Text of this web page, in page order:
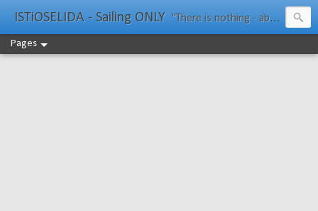
ISTiOSELIDA - Sailing ONLY "There is nothing - absolutely nothing - half so much worth doing as simply messing about in boats." Water Rat, Kenneth Grahame
Pages